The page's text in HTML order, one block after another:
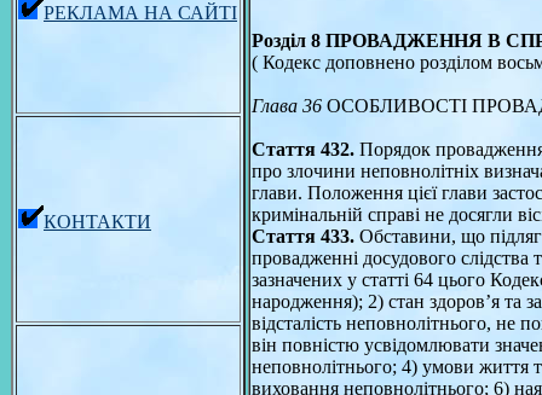
РЕКЛАМА НА САЙТІ
КОНТАКТИ
Розділ 8 ПРОВАДЖЕННЯ В
( Кодекс доповнено розділом
Глава 36 ОСОБЛИВОСТІ
Стаття 432. Порядок
про злочини неповнолітніх
глави. Положення цієї глави
кримінальній справі не досягли
Стаття 433. Обставини, що
провадженні досудового слідства
зазначених у статті 64 цього
народження); 2) стан здоров’я та
відсталість неповнолітнього, не
він повністю усвідомлювати
неповнолітнього; 4) умови життя
виховання неповнолітнього; 6)